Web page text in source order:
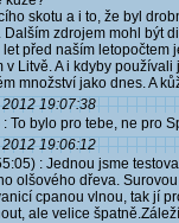
skotu a i to, že byl
zdrojem mohl být
před naším
Litvě. A i kdyby
množství jako dnes. A
19:07:38
To bylo pro tebe, ne pro
19:06:12
: Jednou jsme
olšového dřeva.
cpanou vlnou, tak jí
ale velice